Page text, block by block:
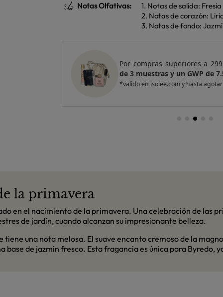
Notas Olfativas:
1. Notas de salida:
2. Notas de corazón:
3. Notas de fondo:
Por compras superiores a
de 4 muestras y 2 GWP de
*valido en isolee.com y hasta
la primavera
en el nacimiento de la primavera. Una celebración de las
de jardín, cuando alcanzan su impresionante belleza.
una nota melosa. El suave encanto cremoso de la
de jazmín fresco. Esta fragancia es única para Byredo,